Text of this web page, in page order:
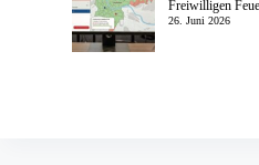
Freiwilligen
26. Juni 2026